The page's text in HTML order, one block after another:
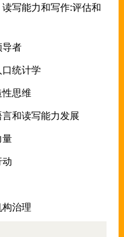
写能力和写作:评估和
者
统计学
思维
和读写能力发展
治理